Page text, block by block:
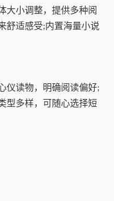
大小调整，提供多种阅
舒适感受;内置海量小说
仪读物，明确阅读偏好;
型多样，可随心选择短